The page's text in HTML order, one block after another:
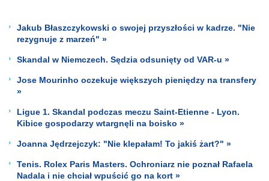
Jakub Błaszczykowski o swojej przyszłości w kadrze. "Nie
rezygnuje z marzeń" »
Skandal w Niemczech. Sędzia odsunięty od VAR-u »
Jose Mourinho oczekuje większych pieniędzy na transfery
»
Ligue 1. Skandal podczas meczu Saint-Etienne - Lyon.
Kibice gospodarzy wtargnęli na boisko »
Joanna Jędrzejczyk: "Nie klepałam! To jakiś żart?" »
Tenis. Rolex Paris Masters. Ochroniarz nie poznał Rafaela
Nadala i nie chciał wpuścić go na kort »